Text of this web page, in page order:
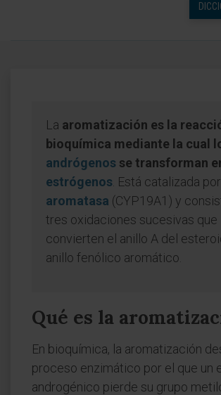
La aromatización es la
bioquímica mediante la cual
andrógenos se transforman
estrógenos . Está catalizada
aromatasa (CYP19A1) y
tres oxidaciones sucesivas que
convierten el anillo A del
anillo fenólico aromático.
Qué es la
En bioquímica, la aromatización
proceso enzimático por el que un
androgénico pierde su grupo